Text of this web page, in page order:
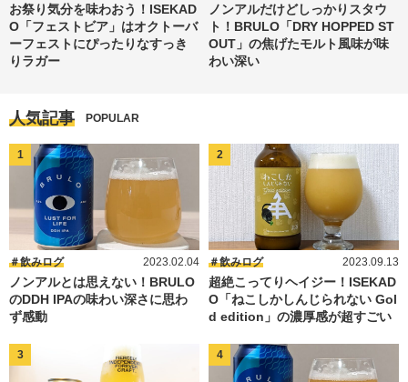
お祭り気分を味わおう！ISEKAD
O「フェストビア」はオクトーバ
ーフェストにぴったりなすっき
りラガー
ノンアルだけどしっかりスタウ
ト！BRULO「DRY HOPPED ST
OUT」の焦げたモルト風味が味
わい深い
人気記事 POPULAR
飲みログ 2023.02.04
ノンアルとは思えない！BRULO
のDDH IPAの味わい深さに思わ
ず感動
飲みログ 2023.09.13
超絶こってりヘイジー！ISEKAD
O「ねこしかしんじられない Gol
d edition」の濃厚感が超すごい